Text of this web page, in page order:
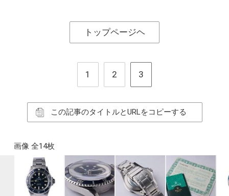
トップページヘ
1 2 3
この記事のタイトルとURLをコピーする
画像 全14枚